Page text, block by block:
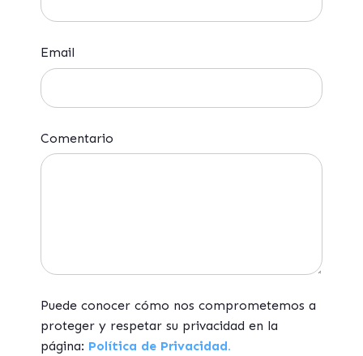
Email
Comentario
Puede conocer cómo nos comprometemos a
proteger y respetar su privacidad en la
página: Política de Privacidad.